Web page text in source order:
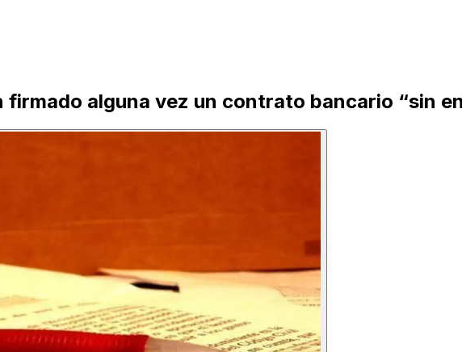
firmado alguna vez un contrato bancario “sin